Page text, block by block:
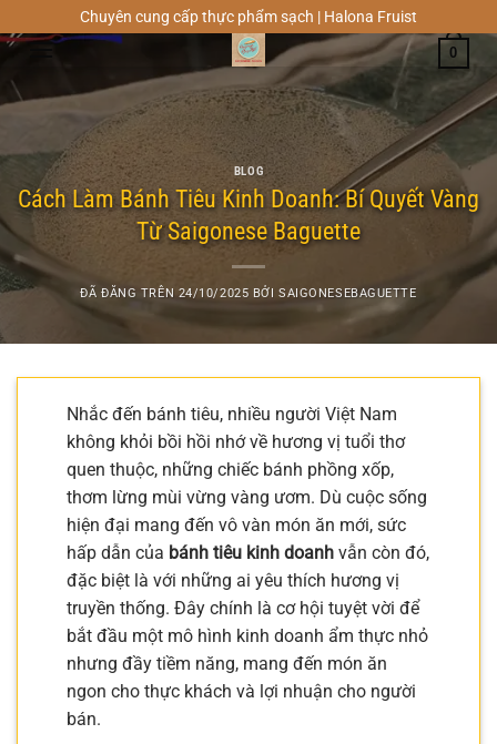
đến
dung
Chuyên cung cấp thực phẩm sạch | Halona Fruist
0
BLOG
Cách Làm Bánh Tiêu Kinh Doanh: Bí Quyết Vàng
Từ Saigonese Baguette
ĐÃ ĐĂNG TRÊN 24/10/2025 BỞISAIGONESEBAGUETTE
Nhắc đến bánh tiêu, nhiều người Việt Nam
không khỏi bồi hồi nhớ về hương vị tuổi thơ
quen thuộc, những chiếc bánh phồng xốp,
thơm lừng mùi vừng vàng ươm. Dù cuộc sống
hiện đại mang đến vô vàn món ăn mới, sức
hấp dẫn của bánh tiêu kinh doanh vẫn còn đó,
đặc biệt là với những ai yêu thích hương vị
truyền thống. Đây chính là cơ hội tuyệt vời để
bắt đầu một mô hình kinh doanh ẩm thực nhỏ
nhưng đầy tiềm năng, mang đến món ăn
ngon cho thực khách và lợi nhuận cho người
bán.